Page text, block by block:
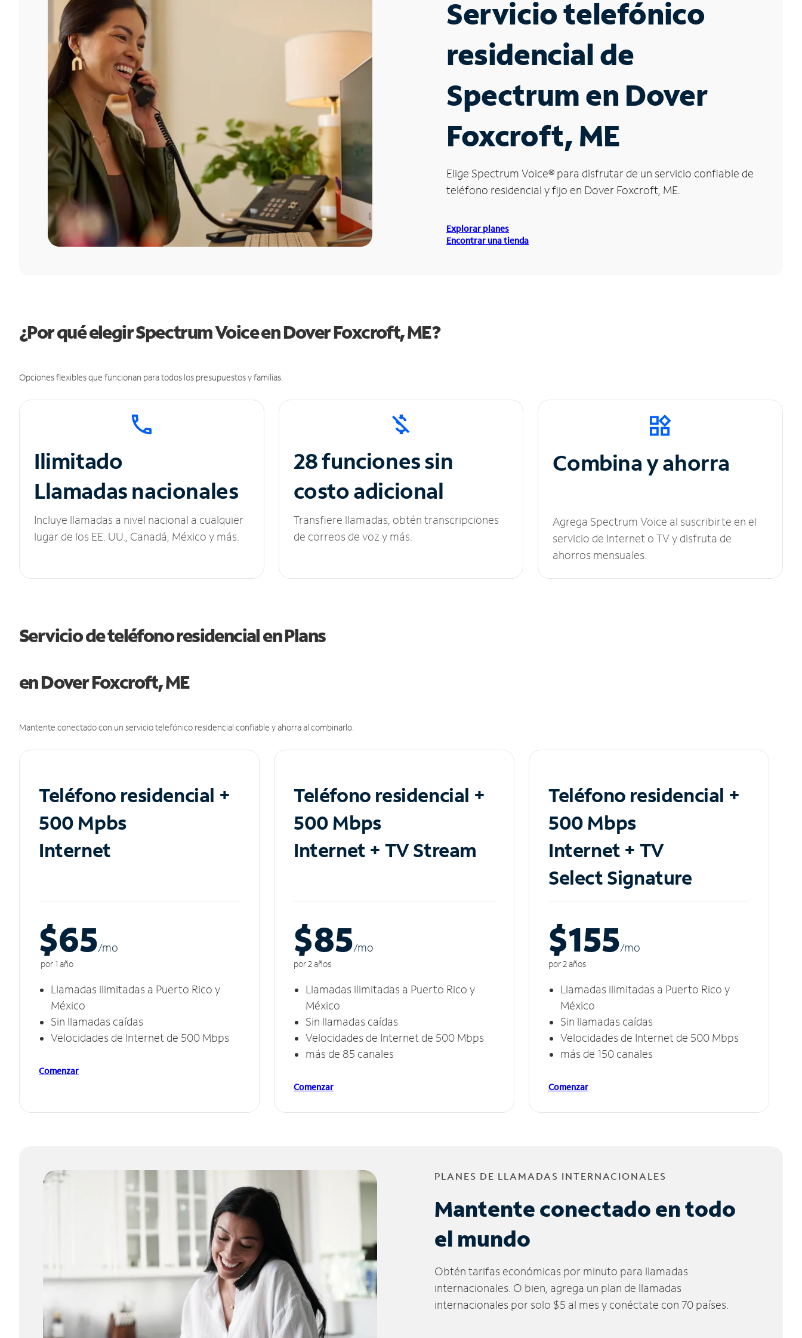
Servicio telefónico
residencial de
Spectrum en Dover
Foxcroft, ME
Elige Spectrum Voice® para disfrutar de un servicio confiable de
teléfono residencial y fijo en Dover Foxcroft, ME.
Explorar planes
Encontrar una tienda
¿Por qué elegir Spectrum Voice en Dover Foxcroft, ME?
Opciones flexibles que funcionan para todos los presupuestos y familias.
Ilimitado
Llamadas nacionales
Incluye llamadas a nivel nacional a cualquier
lugar de los EE. UU., Canadá, México y más.
28 funciones sin
costo adicional
Transfiere llamadas, obtén transcripciones
de correos de voz y más.
Combina y ahorra
Agrega Spectrum Voice al suscribirte en el
servicio de Internet o TV y disfruta de
ahorros mensuales.
Servicio de teléfono residencial en Plans
en Dover Foxcroft, ME
Mantente conectado con un servicio telefónico residencial confiable y ahorra al combinarlo.
Teléfono residencial +
500 Mpbs
Internet
$65/mo
por 1 año
Llamadas ilimitadas a Puerto Rico y
México
Sin llamadas caídas
Velocidades de Internet de 500 Mbps
Comenzar
Teléfono residencial +
500 Mbps
Internet + TV Stream
$85/mo
por 2 años
Llamadas ilimitadas a Puerto Rico y
México
Sin llamadas caídas
Velocidades de Internet de 500 Mbps
más de 85 canales
Comenzar
Teléfono residencial +
500 Mbps
Internet + TV
Select Signature
$155/mo
por 2 años
Llamadas ilimitadas a Puerto Rico y
México
Sin llamadas caídas
Velocidades de Internet de 500 Mbps
más de 150 canales
Comenzar
PLANES DE LLAMADAS INTERNACIONALES
Mantente conectado en todo
el mundo
Obtén tarifas económicas por minuto para llamadas
internacionales. O bien, agrega un plan de llamadas
internacionales por solo $5 al mes y conéctate con 70 países.